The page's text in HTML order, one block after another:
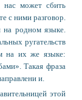
нас может сбить
с ними разговор.
на родном языке.
ругательств
на их же языке:
Такая фраза
и.
этой